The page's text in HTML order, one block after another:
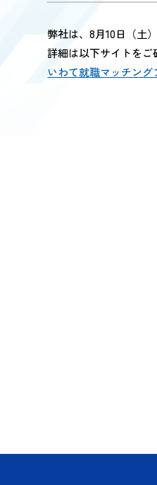
弊社は、8月10日（土
詳細は以下サイトをご
いわて就職マッチン